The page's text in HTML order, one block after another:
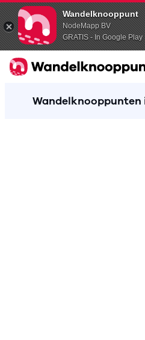
Wandelknooppunt
NodeMapp BV
GRATIS - In Google Play
Wandelknooppunten